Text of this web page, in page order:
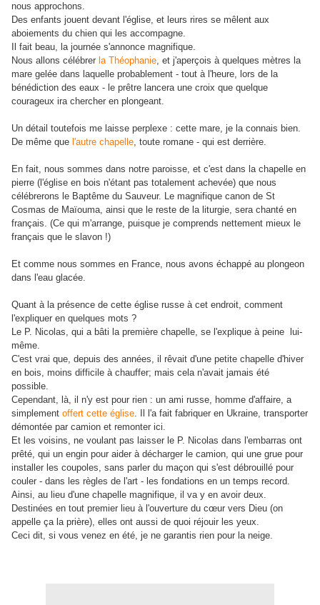
nous approchons.
Des enfants jouent devant l'église, et leurs rires se mêlent aux
aboiements du chien qui les accompagne.
Il fait beau, la journée s'annonce magnifique.
Nous allons célébrer la Théophanie, et j'aperçois à quelques mètres la
mare gelée dans laquelle probablement - tout à l'heure, lors de la
bénédiction des eaux - le prêtre lancera une croix que quelque
courageux ira chercher en plongeant.
Un détail toutefois me laisse perplexe : cette mare, je la connais bien.
De même que l'autre chapelle, toute romane - qui est derrière.
En fait, nous sommes dans notre paroisse, et c'est dans la chapelle en
pierre (l'église en bois n'étant pas totalement achevée) que nous
célébrerons le Baptême du Sauveur. Le magnifique canon de St
Cosmas de Maïouma, ainsi que le reste de la liturgie, sera chanté en
français. (Ce qui m'arrange, puisque je comprends nettement mieux le
français que le slavon !)
Et comme nous sommes en France, nous avons échappé au plongeon
dans l'eau glacée.
Quant à la présence de cette église russe à cet endroit, comment
l'expliquer en quelques mots ?
Le P. Nicolas, qui a bâti la première chapelle, se l'explique à peine lui-
même.
C'est vrai que, depuis des années, il rêvait d'une petite chapelle d'hiver
en bois, moins difficile à chauffer; mais cela n'avait jamais été
possible.
Cependant, là, il n'y est pour rien : un ami russe, homme d'affaire, a
simplement offert cette église. Il l'a fait fabriquer en Ukraine, transporter
démontée par camion et remonter ici.
Et les voisins, ne voulant pas laisser le P. Nicolas dans l'embarras ont
prêté, qui un engin pour aider à décharger le camion, qui une grue pour
installer les coupoles, sans parler du maçon qui s'est débrouillé pour
couler - dans les règles de l'art - les fondations en un temps record.
Ainsi, au lieu d'une chapelle magnifique, il va y en avoir deux.
Destinées en tout premier lieu à l'ouverture du cœur vers Dieu (on
appelle ça la prière), elles ont aussi de quoi réjouir les yeux.
Ceci dit, si vous venez en été, je ne garantis rien pour la neige.